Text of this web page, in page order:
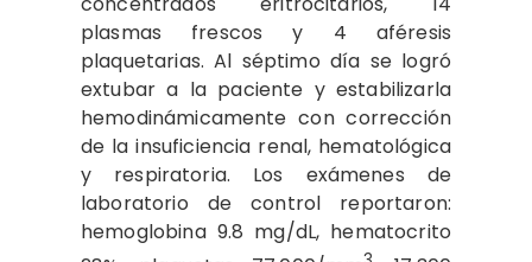
plasmas frescos y 4 aféresis
plaquetarias. Al séptimo día se logró
extubar a la paciente y estabilizarla
hemodinámicamente con corrección
de la insuficiencia renal, hematológica
y respiratoria. Los exámenes de
laboratorio de control reportaron:
hemoglobina 9.8 mg/dL, hematocrito